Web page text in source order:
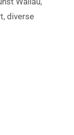
diverse